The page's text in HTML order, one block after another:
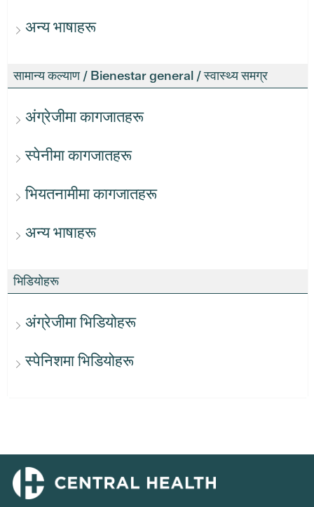
अन्य भाषाहरू
सामान्य कल्याण / Bienestar general / स्वास्थ्य समग्र
अंग्रेजीमा कागजातहरू
स्पेनीमा कागजातहरू
भियतनामीमा कागजातहरू
अन्य भाषाहरू
भिडियोहरू
अंग्रेजीमा भिडियोहरू
स्पेनिशमा भिडियोहरू